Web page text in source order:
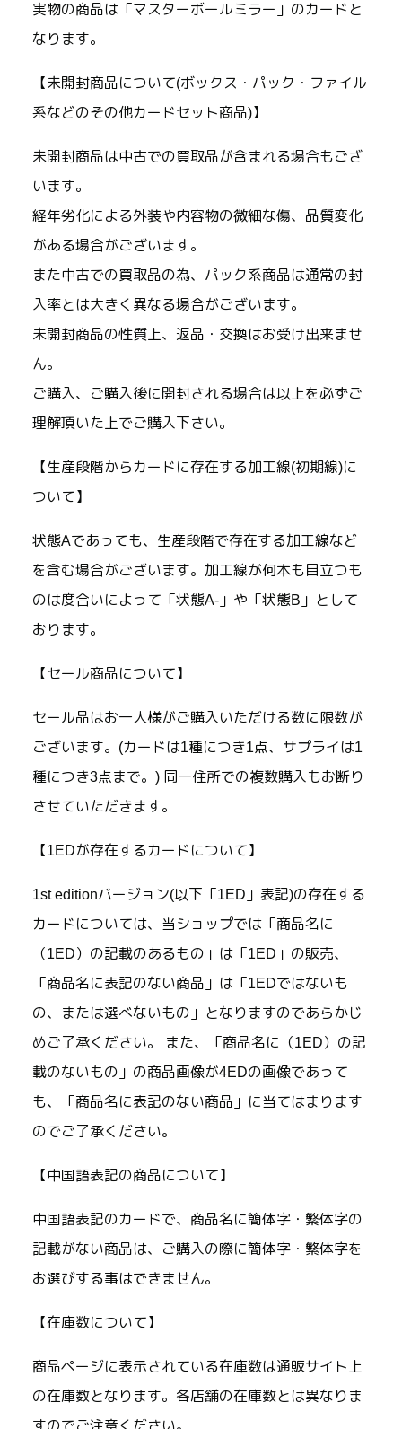
実物の商品は「マスターボールミラー」のカードと
なります。
【未開封商品について(ボックス・パック・ファイル
系などのその他カードセット商品)】
未開封商品は中古での買取品が含まれる場合もござ
います。
経年劣化による外装や内容物の微細な傷、品質変化
がある場合がございます。
また中古での買取品の為、パック系商品は通常の封
入率とは大きく異なる場合がございます。
未開封商品の性質上、返品・交換はお受け出来ませ
ん。
ご購入、ご購入後に開封される場合は以上を必ずご
理解頂いた上でご購入下さい。
【生産段階からカードに存在する加工線(初期線)に
ついて】
状態Aであっても、生産段階で存在する加工線など
を含む場合がございます。加工線が何本も目立つも
のは度合いによって「状態A-」や「状態B」として
おります。
【セール商品について】
セール品はお一人様がご購入いただける数に限数が
ございます。(カードは1種につき1点、サプライは1
種につき3点まで。) 同一住所での複数購入もお断り
させていただきます。
【1EDが存在するカードについて】
1st editionバージョン(以下「1ED」表記)の存在する
カードについては、当ショップでは「商品名に
（1ED）の記載のあるもの」は「1ED」の販売、
「商品名に表記のない商品」は「1EDではないも
の、または選べないもの」となりますのであらかじ
めご了承ください。 また、「商品名に（1ED）の記
載のないもの」の商品画像が4EDの画像であって
も、「商品名に表記のない商品」に当てはまります
のでご了承ください。
【中国語表記の商品について】
中国語表記のカードで、商品名に簡体字・繁体字の
記載がない商品は、ご購入の際に簡体字・繁体字を
お選びする事はできません。
【在庫数について】
商品ページに表示されている在庫数は通販サイト上
の在庫数となります。各店舗の在庫数とは異なりま
すのでご注意ください。